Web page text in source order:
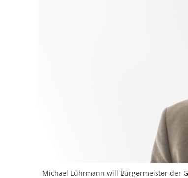
Michael Lührmann will Bürgermeister der